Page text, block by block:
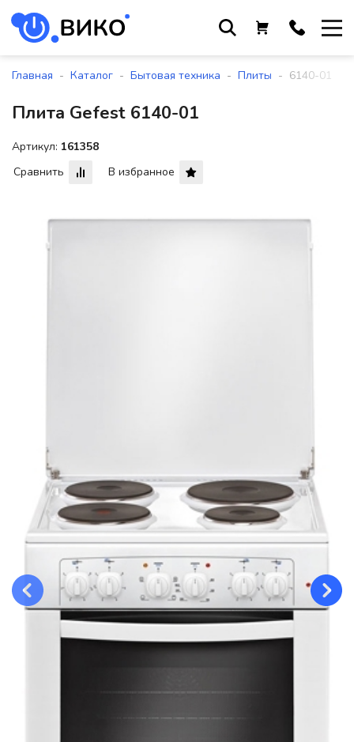
с понедельника по пятницу
+375 44 564 01 13
+375 29 861 18 28
Главная - Каталог - Бытовая техника - Плиты - 6140-01
Плита Gefest 6140-01
Артикул: 161358
Сравнить
В избранное